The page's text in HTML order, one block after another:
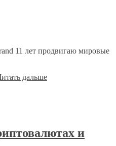
11 лет продвигаю мировые
дальше
и